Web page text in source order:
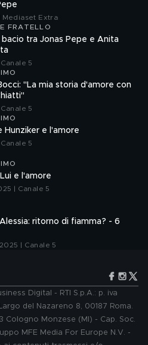
Mediaset Extra
FRATELLO
bacio tra Jonas Pepe e Anita
5
"La mia storia d'amore con
5
Hunziker e l'amore
5
e l'amore
| Canale 5
ritorno di fiamma? - 6
| Canale 5
Digital - RTI S.p.A.: p. iva
del Nazareno 8, 00187 Roma.
Cologno Monzese (MI) - Cap. Soc.
MFE Media For Europe N.V. -